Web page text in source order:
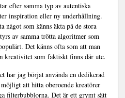
efter samma typ av autentiska
inspiration eller ny underhållning.
något som känns äkta på de stora
av samma trötta algoritmer som
Det känns ofta som att man
kreativitet som faktiskt finns där ute.
har jag börjat använda en dedikerad
att hitta oberoende kreatörer
filterbubblorna. Det är ett grymt sätt